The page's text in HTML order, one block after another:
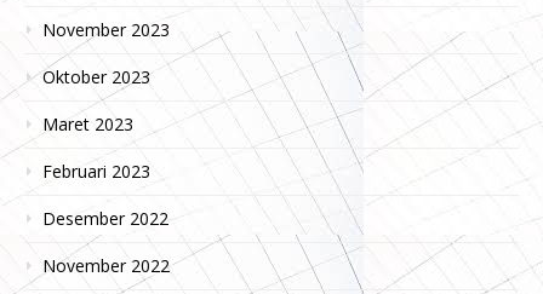
November 2023
Oktober 2023
Maret 2023
Februari 2023
Desember 2022
November 2022